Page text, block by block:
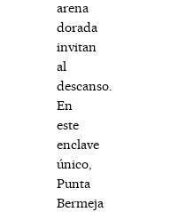
arena
dorada
invitan
al
descanso.
En
este
enclave
único,
Punta
Bermeja